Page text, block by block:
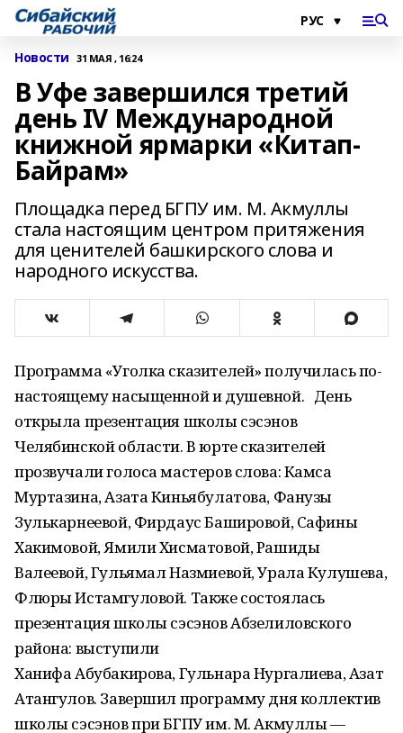
Новости 31 МАЯ , 16:24
В Уфе завершился третий
день IV Международной
книжной ярмарки «Китап-
Байрам»
Площадка перед БГПУ им. М. Акмуллы
стала настоящим центром притяжения
для ценителей башкирского слова и
народного искусства.
Программа «Уголка сказителей» получилась по-
настоящему насыщенной и душевной. День
открыла презентация школы сэсэнов
Челябинской области. В юрте сказителей
прозвучали голоса мастеров слова: Камса
Муртазина, Азата Киньябулатова, Фанузы
Зулькарнеевой, Фирдаус Башировой, Сафины
Хакимовой, Ямили Хисматовой, Рашиды
Валеевой, Гульямал Назмиевой, Урала Кулушева,
Флюры Истамгуловой. Также состоялась
презентация школы сэсэнов Абзелиловского
района: выступили
Ханифа Абубакирова, Гульнара Нургалиева, Азат
Атангулов. Завершил программу дня коллектив
школы сэсэнов при БГПУ им. М. Акмуллы —